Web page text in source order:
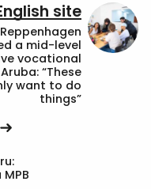
site
a mid-level
vocational
“These
want to do
things”